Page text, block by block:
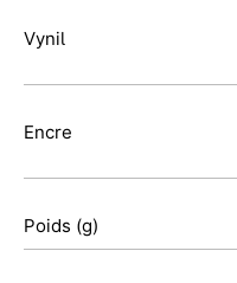
Vynil
Encre
Poids (g)